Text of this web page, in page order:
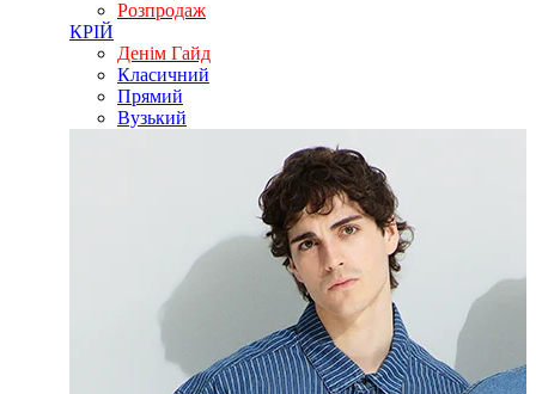
Розпродаж
КРІЙ
Денім Гайд
Класичний
Прямий
Вузький